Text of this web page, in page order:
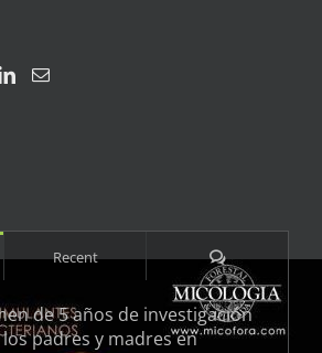
Recent Comments
de 5 años de investigación
padres y madres en